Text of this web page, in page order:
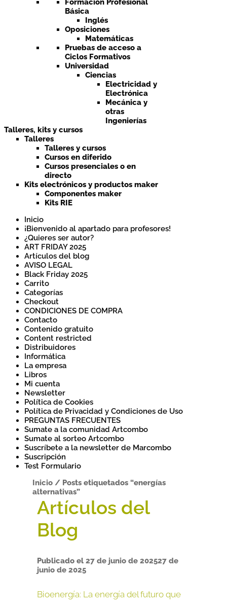
Formación Profesional
Básica
Inglés
Oposiciones
Matemáticas
Pruebas de acceso a
Ciclos Formativos
Universidad
Ciencias
Electricidad y
Electrónica
Mecánica y
otras
Ingenierías
Talleres, kits y cursos
Talleres
Talleres y cursos
Cursos en diferido
Cursos presenciales o en
directo
Kits electrónicos y productos maker
Componentes maker
Kits RIE
Inicio
¡Bienvenido al apartado para profesores!
¿Quieres ser autor?
ART FRIDAY 2025
Artículos del blog
AVISO LEGAL
Black Friday 2025
Carrito
Categorías
Checkout
CONDICIONES DE COMPRA
Contacto
Contenido gratuito
Content restricted
Distribuidores
Informática
La empresa
Libros
Mi cuenta
Newsletter
Política de Cookies
Política de Privacidad y Condiciones de Uso
PREGUNTAS FRECUENTES
Sumate a la comunidad Artcombo
Sumate al sorteo Artcombo
Suscríbete a la newsletter de Marcombo
Suscripción
Test Formulario
Inicio / Posts etiquetados “energías
alternativas”
Publicado el 27 de junio de 202527 de
junio de 2025
Bioenergía: La energía del futuro que